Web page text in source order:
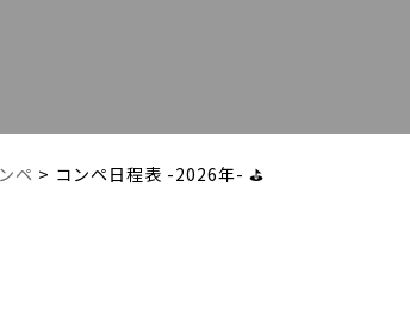
ペ > コンペ日程表 -2026年- ⛳